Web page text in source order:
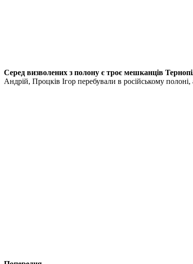
Серед визволених з полону є троє мешканців
Андрій, Процків Ігор перебували в російському